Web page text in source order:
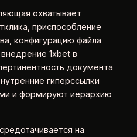
охватывает
приспособление
конфигурацию файла
1xbet в
документа
гиперссылки
и формируют иерархию
на